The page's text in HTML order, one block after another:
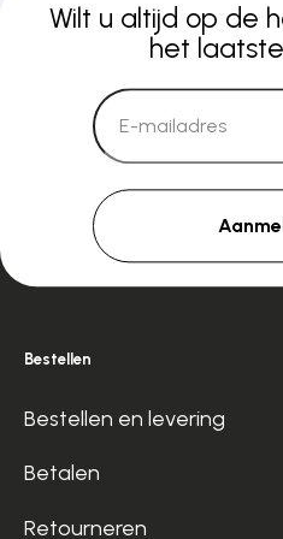
Wilt u altijd op de
het
Bestellen
Bestellen en levering
Betalen
Retourneren